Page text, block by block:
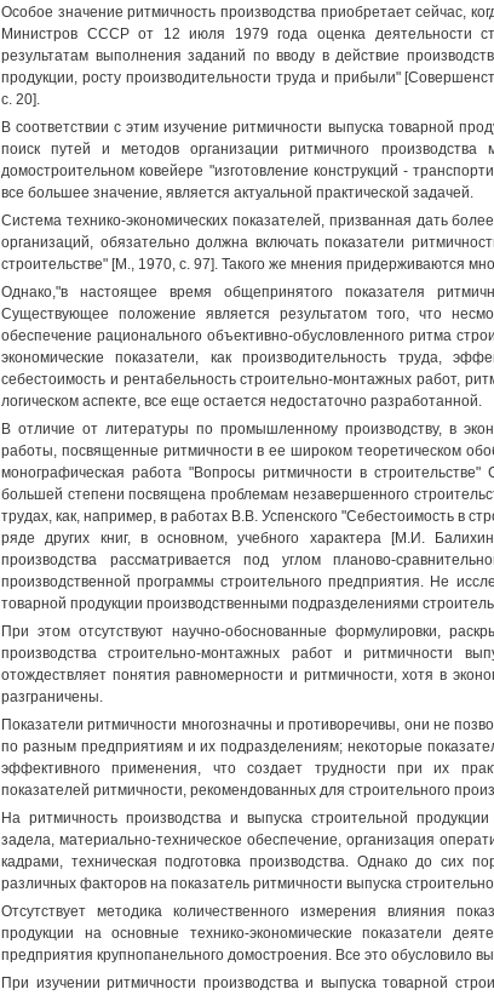
Особое значение ритмичность производства приобретает сейчас,
Министров СССР от 12 июля 1979 года оценка деятельности
результатам выполнения заданий по вводу в действие
продукции, росту производительности труда и прибыли"
с. 20].
В соответствии с этим изучение ритмичности выпуска товарной
поиск путей и методов организации ритмичного
домостроительном ковейере "изготовление конструкций -
все большее значение, является актуальной практической задачей.
Система технико-экономических показателей, призванная дать
организаций, обязательно должна включать показатели
строительстве" [М., 1970, с. 97]. Такого же мнения придерживаются
Однако,"в настоящее время общепринятого показателя
Существующее положение является результатом того, что
обеспечение рационального объективно-обусловленного ритма
экономические показатели, как производительность труда,
себестоимость и рентабельность строительно-монтажных работ,
логическом аспекте, все еще остается недостаточно разработанной.
В отличие от литературы по промышленному производству, в
работы, посвященные ритмичности в ее широком теоретическом
монографическая работа "Вопросы ритмичности в
большей степени посвящена проблемам незавершенного
трудах, как, например, в работах В.В. Успенского "Себестоимость в
ряде других книг, в основном, учебного характера [М.И.
производства рассматривается под углом планово-
производственной программы строительного предприятия. Не
товарной продукции производственными подразделениями
При этом отсутствуют научно-обоснованные формулировки,
производства строительно-монтажных работ и ритмичности
отождествляет понятия равномерности и ритмичности, хотя в
разграничены.
Показатели ритмичности многозначны и противоречивы, они не
по разным предприятиям и их подразделениям; некоторые
эффективного применения, что создает трудности при их
показателей ритмичности, рекомендованных для строительного
На ритмичность производства и выпуска строительной
задела, материально-техническое обеспечение, организация
кадрами, техническая подготовка производства. Однако до сих
различных факторов на показатель ритмичности выпуска
Отсутствует методика количественного измерения влияния
продукции на основные технико-экономические показатели
предприятия крупнопанельного домостроения. Все это обусловило
При изучении ритмичности производства и выпуска товарной